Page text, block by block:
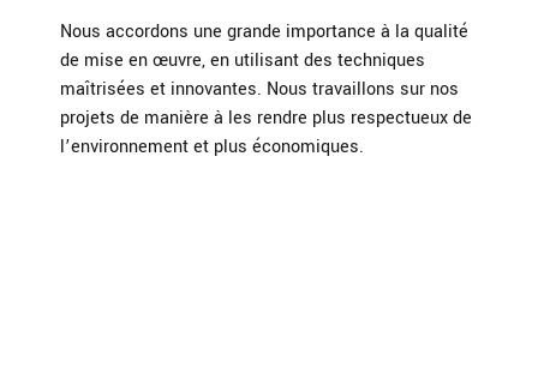
Nous accordons une grande importance à la qualité
de mise en œuvre, en utilisant des techniques
maîtrisées et innovantes. Nous travaillons sur nos
projets de manière à les rendre plus respectueux de
l’environnement et plus économiques.